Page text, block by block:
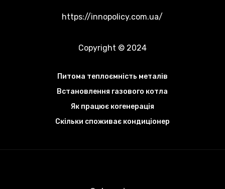
https://innopolicy.com.ua/
Copyright © 2024
Питома теплоємність металів
Встановлення газового котла
Як працює когенерація
Скільки споживає кондиціонер